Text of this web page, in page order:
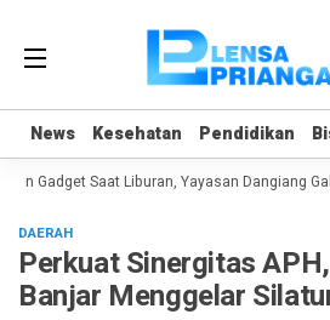
News Kesehatan Pendidikan
News Kesehatan Pendidikan
Gadget Saat Liburan, Yayasan Dangiang
DAERAH
Perkuat Sinergitas
Banjar Menggelar